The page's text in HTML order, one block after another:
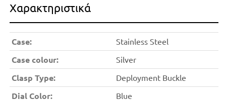
Χαρακτηριστικά
Case: Stainless Steel
Case colour: Silver
Clasp Type: Deployment Buckle
Dial Color: Blue